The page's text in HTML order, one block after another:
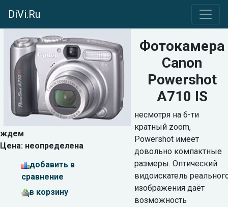
DiVi.Ru
ждем
Цена: неопределена
добавить в
сравнение
в корзину
Фотокамера
Canon
Powershot
A710 IS
несмотря на 6-ти
кратный zoom,
Powershot имеет
довольно компактные
размеры. Оптический
видоискатель
изображения даёт
возможность